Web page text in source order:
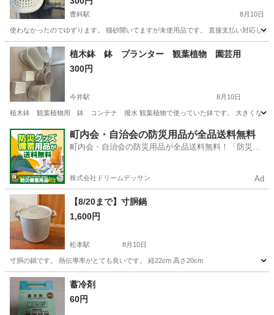
豊科駅 8月10日
使わなかったのでゆずります。 猫砂開いてますが未使用品です。 直接支払い対応しま
長野 安曇野市 豊科駅 家庭用品
植木鉢 鉢 プランター 観葉植物 園芸用
300円
今井駅 8月10日
植木鉢 観葉植物用 鉢 コンテナ 撥水 観葉植物で使っていた鉢です。 大きくなって
長野 長野市 今井駅 その他
町内会・自治会の防災用品が全品送料無料
町内会・自治会の防災用品が全品送料無料！「防災備
株式会社ドリームデッサン Ad
【8/20まで】寸胴鍋
1,600円
松本駅 8月10日
寸胴の鍋です。 熱伝導率がとても良いです。 経22cm 高さ20cm
長野 松本市 松本駅
蓄冷剤
60円